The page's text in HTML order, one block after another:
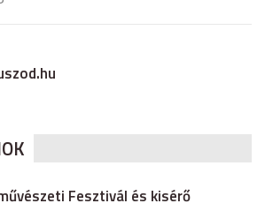
Fesztivál és kisérő